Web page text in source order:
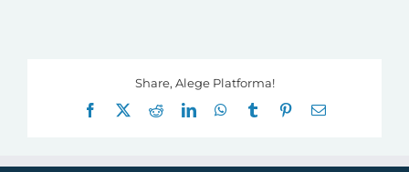
Share, Alege Platforma!
Facebook
RedditLinkedInWhatsApp
Tumblr Pinterest
E-